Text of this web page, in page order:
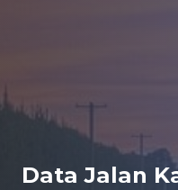
Data Jalan